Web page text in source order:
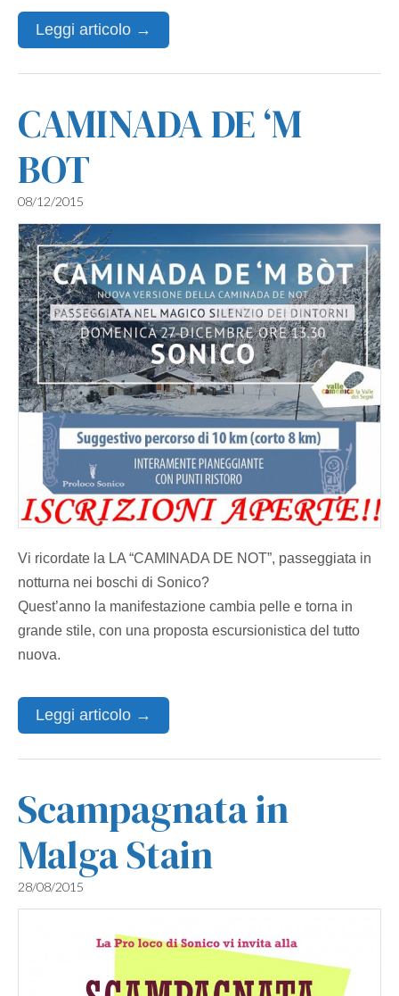
Leggi articolo →
CAMINADA DE ‘M
BOT
08/12/2015
Vi ricordate la LA “CAMINADA DE NOT”, passeggiata in
notturna nei boschi di Sonico?
Quest’anno la manifestazione cambia pelle e torna in
grande stile, con una proposta escursionistica del tutto
nuova.
Leggi articolo →
Scampagnata in
Malga Stain
28/08/2015